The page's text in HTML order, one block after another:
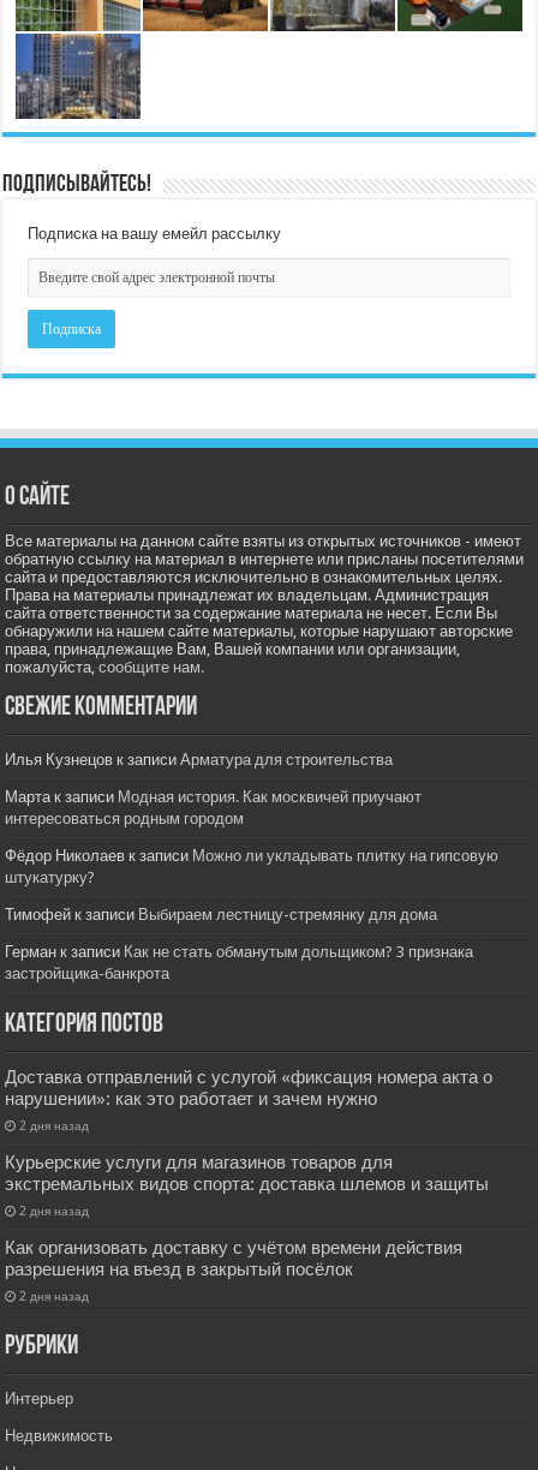
Подписывайтесь!
Подписка на вашу емейл рассылку
О сайте
Все материалы на данном сайте взяты из открытых источников - имеют
обратную ссылку на материал в интернете или присланы посетителями
сайта и предоставляются исключительно в ознакомительных целях.
Права на материалы принадлежат их владельцам. Администрация
сайта ответственности за содержание материала не несет. Если Вы
обнаружили на нашем сайте материалы, которые нарушают авторские
права, принадлежащие Вам, Вашей компании или организации,
пожалуйста,сообщите нам.
Свежие комментарии
Илья Кузнецов к записиАрматура для строительства
Мартак записи Модная история. Как москвичей приучают
интересоваться родным городом
Фёдор Николаев к записи Можно ли укладывать плитку на гипсовую
штукатурку?
Тимофей к записи Выбираем лестницу-стремянку для дома
Герман к записи Как не стать обманутым дольщиком? 3 признака
застройщика-банкрота
Категория постов
Доставка отправлений с услугой «фиксация номера акта о
нарушении»: как это работает и зачем нужно
2 дня назад
Курьерские услуги для магазинов товаров для
экстремальных видов спорта: доставка шлемов и защиты
2 дня назад
Как организовать доставку с учётом времени действия
разрешения на въезд в закрытый посёлок
2 дня назад
РУбрики
Интерьер
Недвижимость